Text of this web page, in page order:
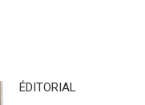
ÉDITORIAL